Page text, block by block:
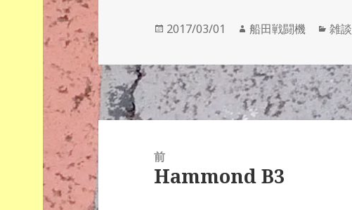
投
日:
2017/03/01
作
者
船田戦闘機
カ
ゴ
リ
ー
雑談
投
ビ
前
前
Hammond B3